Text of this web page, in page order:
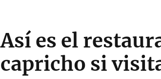
Así es el
capricho si